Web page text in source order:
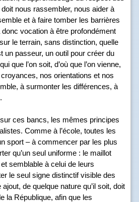
nous rassembler, nous aider à
et à faire tomber les barrières
vocation à être profondément
le terrain, sans distinction, quelle
un passeur, un outil pour créer du
que l’on soit, d’où que l’on vienne,
nos orientations et nos
à surmonter les différences, à
ces bancs, les mêmes principes
Comme à l’école, toutes les
sport – à commencer par les plus
qu’un seul uniforme : le maillot
semblable à celui de leurs
le seul signe distinctif visible des
de quelque nature qu’il soit, doit
la République, afin que les